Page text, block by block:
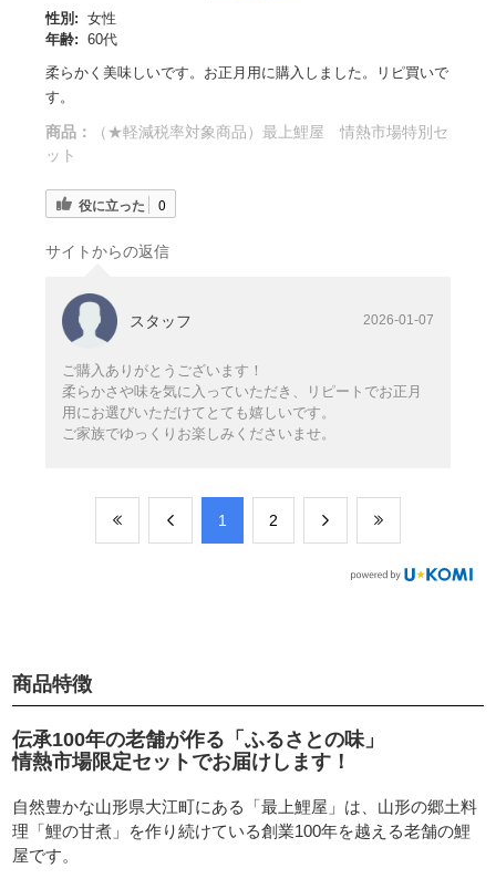
性別: 女性
年齢: 60代
柔らかく美味しいです。お正月用に購入しました。リピ買いで
す。
商品：
（★軽減税率対象商品）最上鯉屋 情熱市場特別セ
ット
役に立った 0
サイトからの返信
スタッフ 2026-01-07
ご購入ありがとうございます！
柔らかさや味を気に入っていただき、リピートでお正月
用にお選びいただけてとても嬉しいです。
ご家族でゆっくりお楽しみくださいませ。
​1 ​2
商品特徴
伝承100年の老舗が作る「ふるさとの味」
情熱市場限定セットでお届けします！
自然豊かな山形県大江町にある「最上鯉屋」は、山形の郷土料
理「鯉の甘煮」を作り続けている創業100年を越える老舗の鯉
屋です。